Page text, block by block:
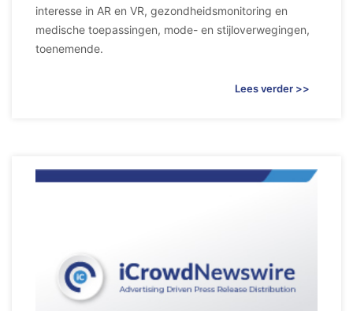
interesse in AR en VR, gezondheidsmonitoring en
medische toepassingen, mode- en stijloverwegingen,
toenemende.
Lees verder >>